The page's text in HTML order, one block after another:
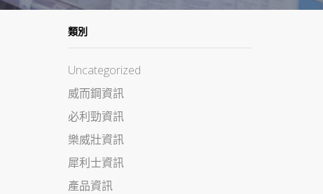
類別
Uncategorized
威而鋼資訊
必利勁資訊
樂威壯資訊
犀利士資訊
產品資訊